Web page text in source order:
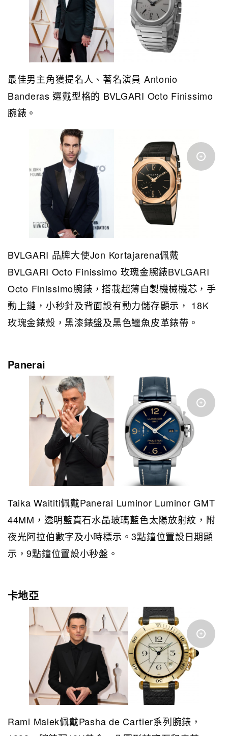
最佳男主角獲提名人、著名演員 Antonio
Banderas 選戴型格的 BVLGARI Octo Finissimo
腕錶。
BVLGARI 品牌大使Jon Kortajarena佩戴
BVLGARI Octo Finissimo 玫瑰金腕錶BVLGARI
Octo Finissimo腕錶，搭載超薄自製機械機芯，手
動上鏈，小秒針及背面設有動力儲存顯示， 18K
玫瑰金錶殼，黑漆錶盤及黑色鱷魚皮革錶帶。
Panerai
Taika Waititi佩戴Panerai Luminor Luminor GMT
44MM，透明藍寶石水晶玻璃藍色太陽放射紋，附
夜光阿拉伯數字及小時標示。3點鐘位置設日期顯
示，9點鐘位置設小秒盤。
卡地亞
Rami Malek佩戴Pasha de Cartier系列腕錶，